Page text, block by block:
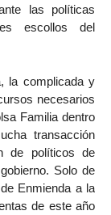
las políticas
escollos del
la complicada y
necesarios
Familia dentro
transacción
de políticos de
Solo de
Enmienda a la
de este año